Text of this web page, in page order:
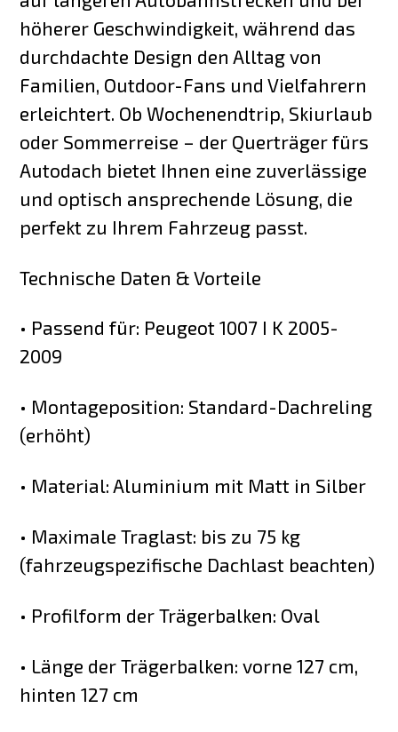
höherer Geschwindigkeit, während das
durchdachte Design den Alltag von
Familien, Outdoor-Fans und Vielfahrern
erleichtert. Ob Wochenendtrip, Skiurlaub
oder Sommerreise – der Querträger fürs
Autodach bietet Ihnen eine zuverlässige
und optisch ansprechende Lösung, die
perfekt zu Ihrem Fahrzeug passt.
Technische Daten & Vorteile
• Passend für: Peugeot 1007 I K 2005-
2009
• Montageposition: Standard-Dachreling
(erhöht)
• Material: Aluminium mit Matt in Silber
• Maximale Traglast: bis zu 75 kg
(fahrzeugspezifische Dachlast beachten)
• Profilform der Trägerbalken: Oval
• Länge der Trägerbalken: vorne 127 cm,
hinten 127 cm